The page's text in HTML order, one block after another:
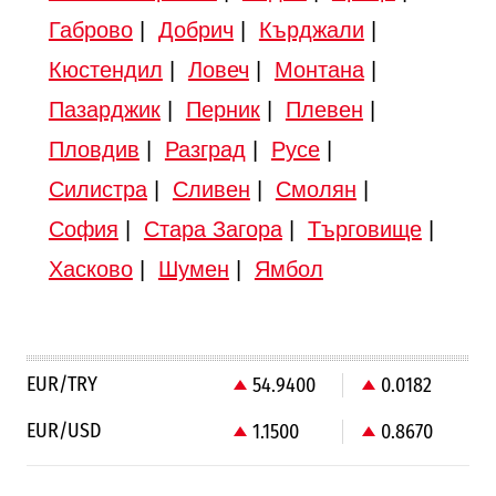
Габрово| Добрич Кърджали
Кюстендил
Ловеч Монтана|
Пазарджик| Перник| Плевен
Пловдив
Разград Русе|
Силистра| Сливен Смолян
София
Стара Загора| Търговище|
Хасково| Шумен Ямбол
EUR/TRY 54.9400
0.0182
EUR/USD
1.1500 0.8670